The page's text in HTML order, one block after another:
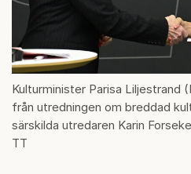
Kulturminister Parisa Liljestrand
från utredningen om breddad
särskilda utredaren Karin
TT